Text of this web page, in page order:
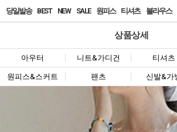
당일발송 BEST NEW SALE 원피스 티셔츠 블라우스
상품상세
아우터 니트&가디건 티셔츠
원피스&스커트 팬츠 신발&가